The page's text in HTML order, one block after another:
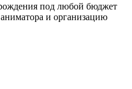
под любой бюджет
и организацию